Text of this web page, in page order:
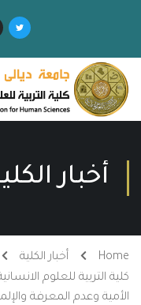
أخبار
Home
أخبار الكلية
كلية التربية للعلوم
الأمية وعدم المعرفة